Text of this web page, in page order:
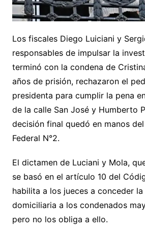
Los fiscales Diego Luiciani y
responsables de impulsar la
terminó con la condena de
años de prisión, rechazaron el
presidenta para cumplir la pena
de la calle San José y Humberto
decisión final quedó en manos
Federal N°2.
El dictamen de Luciani y Mola,
se basó en el artículo 10 del
habilita a los jueces a conceder
domiciliaria a los condenados
pero no los obliga a ello.